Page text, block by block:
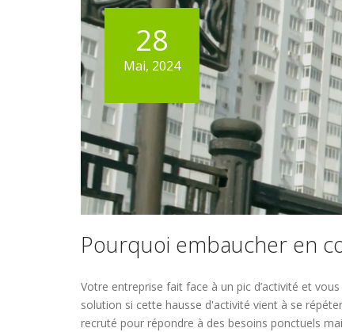
28
Mai, 2024
Pourquoi embaucher en
Votre entreprise fait face à un pic d’activité et
solution si cette hausse d'activité vient à se
recruté pour répondre à des besoins ponctuels